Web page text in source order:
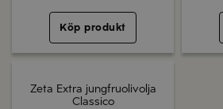
Köp produkt
Zeta Extra jungfruolivolja
Classico